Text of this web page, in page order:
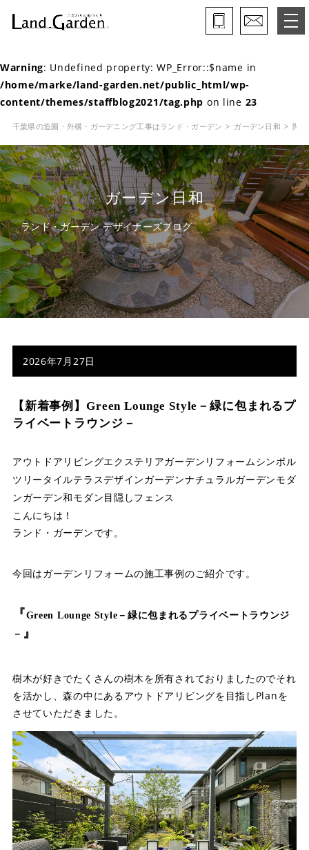
ランド・ガーデンとは
モデルガーデン
保証と約束・ご理解いただきたい事
施工の流れ
よくある質問
会社概要
店舗案内
スタッフ紹介
プライバシーポリシー
サイトマップ
Warning: Undefined property: WP_Error::$name in
/home/marke/land-garden.net/public_html/wp-
content/themes/staffblog2021/tag.php on line 23
千葉県の造園・外構・ガーデニング工事はランド・ガーデン ガーデン日和 間
ガーデン日和
ランド・ガーデン デザイナーズブログ
2026年7月27日
【新着事例】Green Lounge Style－緑に包まれるプ
ライベートラウンジ－
アウトドアリビングエクステリアガーデンリフォーム シンボル
ツリー タイルテラスデザインガーデンナチュラルガーデン モダ
ンガーデン和モダン 目隠しフェンス
こんにちは！
ランド・ガーデンです。
今回はガーデンリフォームの施工事例のご紹介です。
『Green Lounge Style－緑に包まれるプライベートラウンジ
－ 』
樹木が好きでたくさんの樹木を所有されておりましたのでそれ
を活かし、森の中にあるアウトドアリビングを目指しPlanを
させていただきました。